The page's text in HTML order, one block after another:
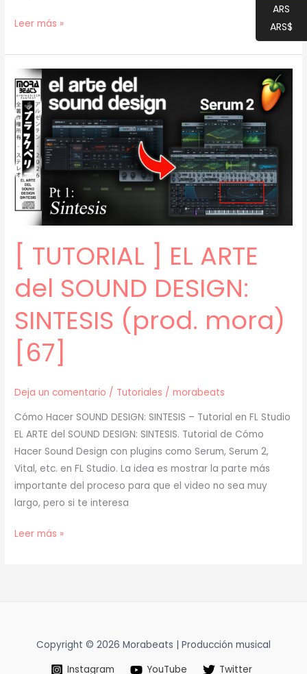
[
]
ARTE
del
SOUND
DESIGN:
RESAMPLING
(prod.
mora)
[68]
Leer más »
[ TUTORIAL ] EL ARTE
del SOUND DESIGN:
SINTESIS (prod. mora)
[67]
Deja un comentario / Tutoriales /morabeats
Cómo Hacer SOUND DESIGN: SINTESIS – Tutorial en FL Studio
EL ARTE del SOUND DESIGN: SINTESIS. Tutorial de Cómo
Hacer Sound Design con plugins como Serum, Serum 2,
Vital, etc. en FL Studio. La idea es mostrar la parte más
importante del proceso para que el video no sea muy
largo, pero si te interesa
[
Leer más »
Copyright © 2026 Morabeats | Producción musical
Instagram
YouTube Twitter
ARS
ARS$